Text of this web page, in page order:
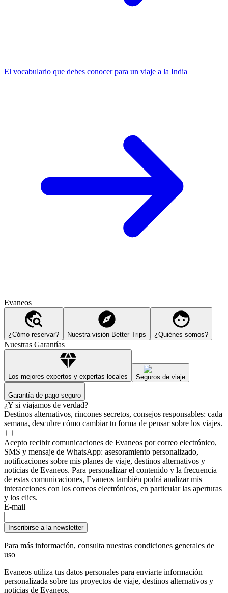
El vocabulario que debes conocer para un viaje a la India
Evaneos
¿Cómo reservar? Nuestra visión Better Trips ¿Quiénes somos?
Nuestras Garantías
Los mejores expertos y expertas locales Seguros de viaje
Garantía de pago seguro
¿Y si viajamos de verdad?
Destinos alternativos, rincones secretos, consejos responsables: cada
semana, descubre cómo cambiar tu forma de pensar sobre los viajes.
Acepto recibir comunicaciones de Evaneos por correo electrónico,
SMS y mensaje de WhatsApp: asesoramiento personalizado,
notificaciones sobre mis planes de viaje, destinos alternativos y
noticias de Evaneos. Para personalizar el contenido y la frecuencia
de estas comunicaciones, Evaneos también podrá analizar mis
interacciones con los correos electrónicos, en particular las aperturas
y los clics.
E-mail
Inscribirse a la newsletter
Para más información, consulta nuestras condiciones generales de
uso
Evaneos utiliza tus datos personales para enviarte información
personalizada sobre tus proyectos de viaje, destinos alternativos y
noticias de Evaneos.